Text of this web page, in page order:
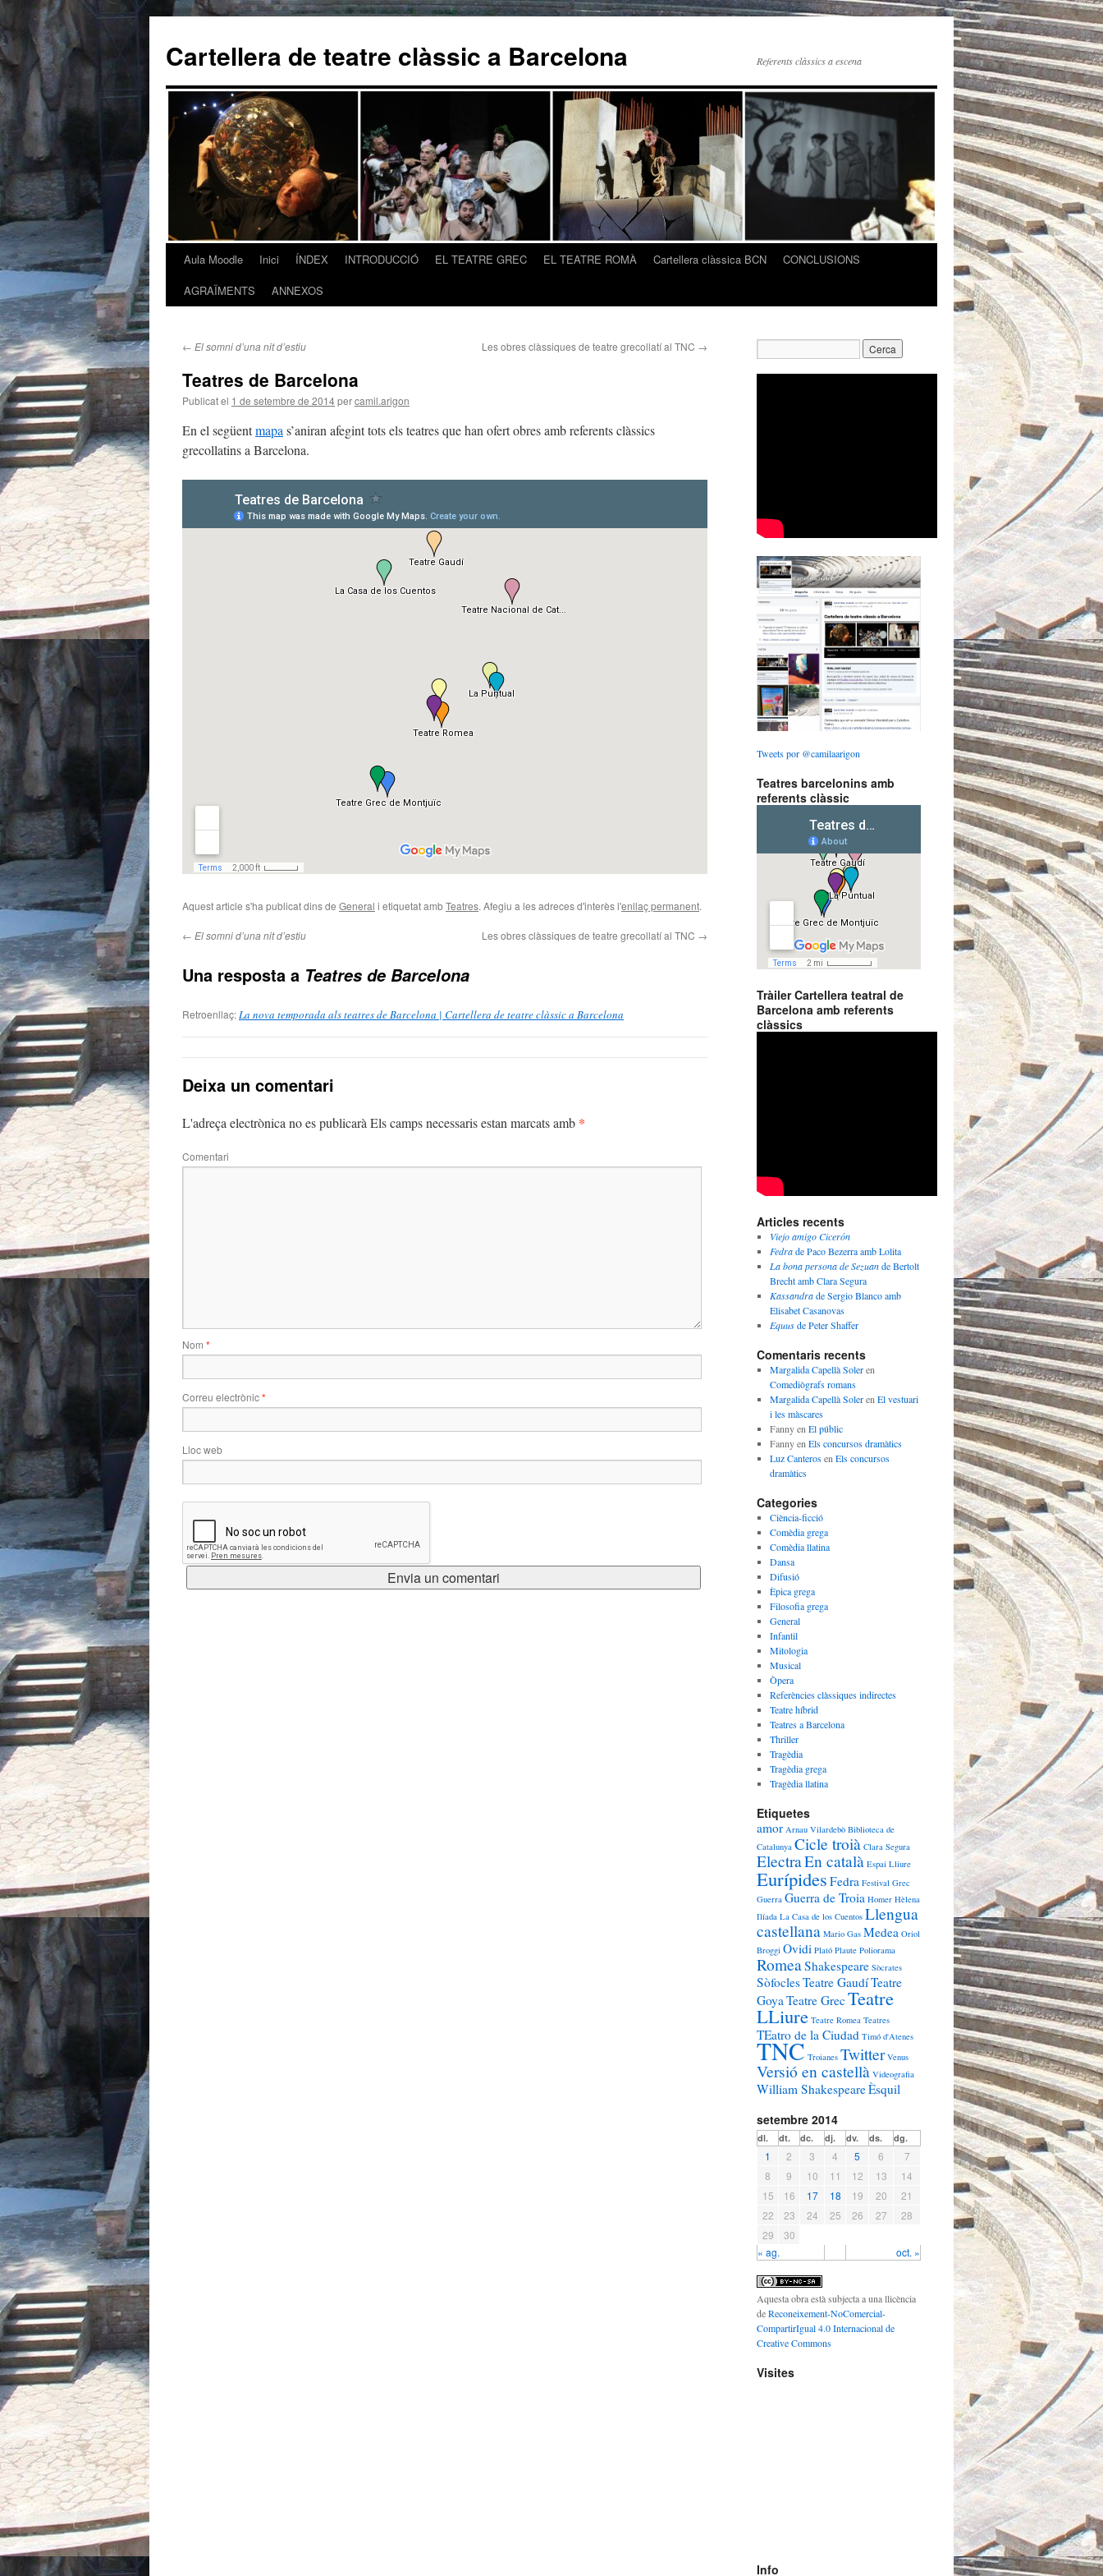
Cartellera de teatre clàssic a Barcelona Referents clàssics a escena
VésAula Moodle Inici ÍNDEX INTRODUCCIÓ EL TEATRE GREC EL TEATRE ROMÀ Cartellera clàssica BCN
CONCLUSIONS
AGRAÏMENTS
ANNEXOS
← El somni d’una nit d’estiu Les obres clàssiques de teatre grecollatí al TNC →
Teatres de Barcelona
Publicat el 1 de setembre de 2014percamil.arigon
En el següentmapa s’aniran afegint tots els teatres que han ofert obres amb referents clàssics
grecollatins a Barcelona.
Aquest article s'ha publicat dins de General i etiquetat ambTeatres. Afegiu a les adreces d'interès l'enllaç permanent.
← El somni d’una nit d’estiu Les obres clàssiques de teatre grecollatí al TNC →
Una resposta a Teatres de Barcelona
Retroenllaç:La nova temporada als teatres de Barcelona | Cartellera de teatre clàssic a Barcelona
Deixa un comentari
L'adreça electrònica no es publicarà Els camps necessaris estan marcats amb *
Comentari
Nom *
Correu electrònic*
Lloc web
Tweets por @camilaarigon
Teatres barcelonins amb
referents clàssic
Tràiler Cartellera teatral de
Barcelona amb referents
clàssics
Articles recents
Viejo amigo Cicerón
Fedrade Paco Bezerra amb Lolita
La bona persona de Sezuande Bertolt
Brecht amb Clara Segura
Kassandrade Sergio Blanco amb
Elisabet Casanovas
Equusde Peter Shaffer
Comentaris recents
Margalida Capellà Soleren
Comediògrafs romans
Margalida Capellà Soleren El vestuari
i les màscares
Fannyen El públic
Fannyen Els concursos dramàtics
Luz Canterosen Els concursos
dramàtics
Categories
Ciència-ficció
Comèdia grega
Comèdia llatina
Dansa
Difusió
Èpica grega
Filosofia grega
General
Infantil
Mitologia
Musical
Òpera
Referències clàssiques indirectes
Teatre híbrid
Teatres a Barcelona
Thriller
Tragèdia
Tragèdia grega
Tragèdia llatina
Etiquetes
amor Arnau Vilardebò Biblioteca de
Catalunya Cicle troià Clara Segura
ElectraEn català Espai Lliure
Eurípides Fedra Festival Grec
Guerra Guerra de Troia Homer Hèlena
Ilíada La Casa de los Cuentos Llengua
castellana Mario Gas Medea Oriol
Broggi Ovidi Plató Plaute Poliorama
RomeaShakespeare Sòcrates
SòfoclesTeatre GaudíTeatre
Goya Teatre GrecTeatre
LLiure Teatre Romea Teatres
TEatro de la Ciudad Timó d'Atenes
TNC Troianes Twitter Venus
Versió en castellà Videografia
William ShakespeareÈsquil
setembre 2014
dl. dt. dc. dj. dv. ds. dg.
« ag. oct. »
1 2 3 4 5 6
7
8
9 10 11 12 13
14
15
16 17 18 19 20
21
22
23 24 25 26 27
28
29
30
Aquesta obra està subjecta a una llicència
deReconeixement-NoComercial-
CompartirIgual 4.0 Internacional de
Creative Commons
Visites
Info